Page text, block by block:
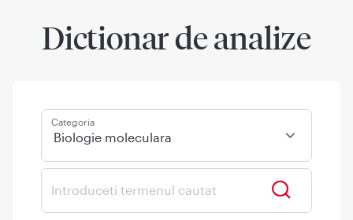
Dictionar de analize
Categoria
Biologie moleculara